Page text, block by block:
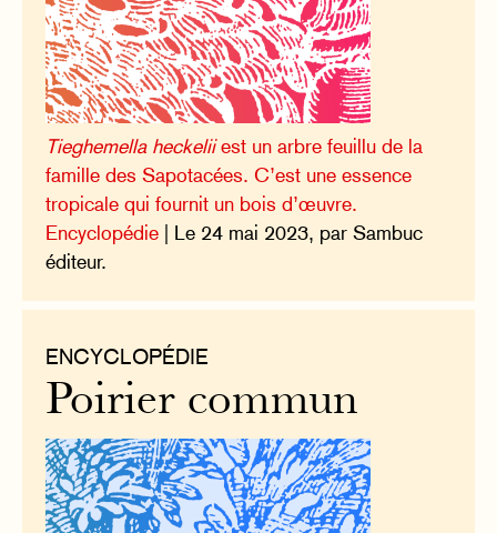
Tieghemella heckeliiest un arbre feuillu de la
famille des Sapotacées. C’est une essence
tropicale qui fournit un bois d’œuvre.
Encyclopédie | Le 24 mai 2023, par Sambuc
éditeur.
ENCYCLOPÉDIE
Poirier commun